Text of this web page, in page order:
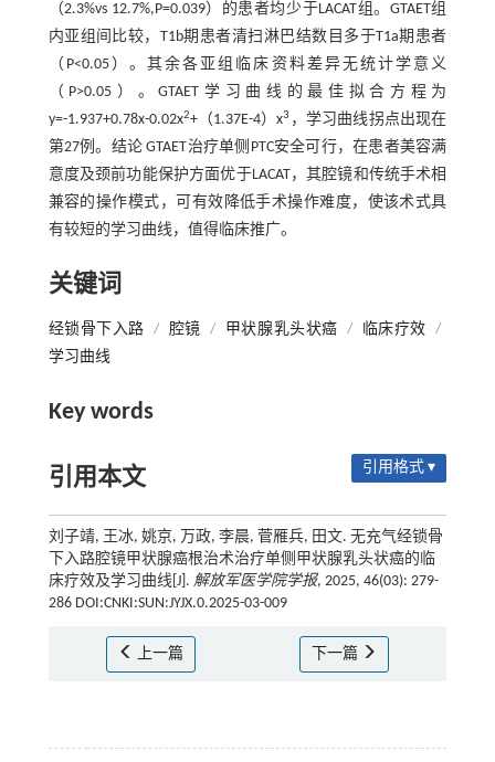
（2.3%vs 12.7%,P=0.039）的患者均少于LACAT组。GTAET组
内亚组间比较，T1b期患者清扫淋巴结数目多于T1a期患者
（P<0.05）。其余各亚组临床资料差异无统计学意义
（P>0.05）。GTAET学习曲线的最佳拟合方程为
y=-1.937+0.78x-0.02x2+（1.37E-4）x3 ，学习曲线拐点出现在
第27例。结论 GTAET治疗单侧PTC安全可行，在患者美容满
意度及颈前功能保护方面优于LACAT，其腔镜和传统手术相
兼容的操作模式，可有效降低手术操作难度，使该术式具
有较短的学习曲线，值得临床推广。
关键词
经锁骨下入路 / 腔镜 / 甲状腺乳头状癌 / 临床疗效
/
学习曲线
Key words
引用本文 引用格式 ▾
刘子靖, 王冰, 姚京, 万政, 李晨, 菅雁兵, 田文. 无充气经锁骨
下入路腔镜甲状腺癌根治术治疗单侧甲状腺乳头状癌的临
床疗效及学习曲线[J]. 解放军医学院学报, 2025, 46(03): 279-
286 DOI:CNKI:SUN:JYJX.0.2025-03-009
上一篇 下一篇